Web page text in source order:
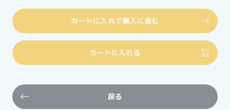
カートに入れて購入に進む
カートに入れる
戻る